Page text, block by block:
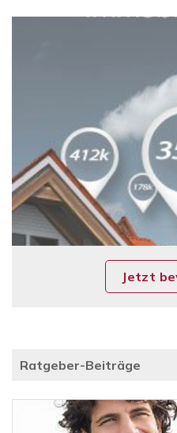
Jetzt
Ratgeber-Beiträge